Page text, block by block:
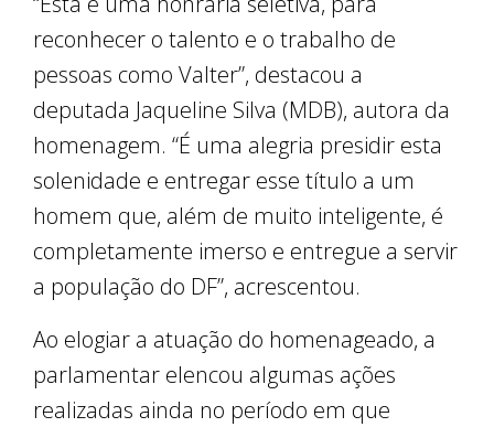
reconhecer o talento e o trabalho de
pessoas como Valter”, destacou a
deputada Jaqueline Silva (MDB), autora da
homenagem. “É uma alegria presidir esta
solenidade e entregar esse título a um
homem que, além de muito inteligente, é
completamente imerso e entregue a servir
a população do DF”, acrescentou.
Ao elogiar a atuação do homenageado, a
parlamentar elencou algumas ações
realizadas ainda no período em que